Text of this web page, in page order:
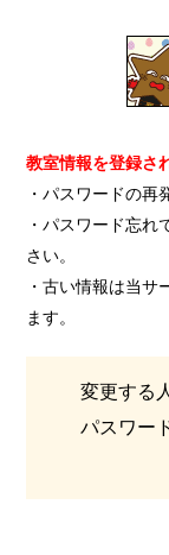
教室情報を登録さ
・パスワードの再
・パスワード忘
さい。
・古い情報は当
ます。
変更する
パスワー